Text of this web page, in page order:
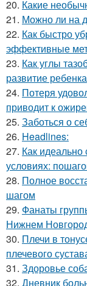
20. Какие
21. Можно ли на
22. Как быстро
эффективные
23. Как углы
развитие ребенка
24. Потеря
приводит к
25. Заботься о
26. Headlines:
27. Как
условиях:
28. Полное
шагом
29. Фанаты
Нижнем
30. Плечи в
плечевого
31. Здоровье
32. Дневник